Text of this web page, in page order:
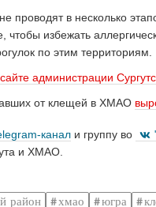
проводят в несколько
избежать
по этим территориям.
сайте администрации
от клещей в ХМАО
канал и группу во
и ХМАО.
район хмао югра